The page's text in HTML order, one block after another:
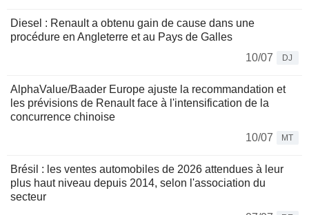
Diesel : Renault a obtenu gain de cause dans une
procédure en Angleterre et au Pays de Galles
10/07
DJ
AlphaValue/Baader Europe ajuste la recommandation et
les prévisions de Renault face à l'intensification de la
concurrence chinoise
10/07
MT
Brésil : les ventes automobiles de 2026 attendues à leur
plus haut niveau depuis 2014, selon l'association du
secteur